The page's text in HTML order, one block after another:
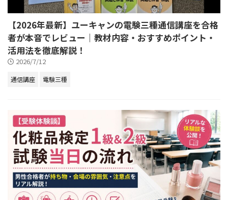
【2026年最新】ユーキャンの電験三種通信講座を合格
者が本音でレビュー｜教材内容・おすすめポイント・
活用法を徹底解説！
2026/7/12
通信講座 電験三種